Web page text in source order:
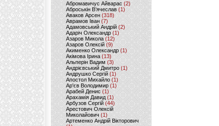
Абромавичус Айварас (2)
Аброськін В’ячеслав(1)
Аваков Арсен (318)
Аврамов Іван (7)
Адамовський Андрій(2)
Адаріч Олександр (1)
Азаров Микола (12)
Азаров Олексій (9)
Акименко Олександр(1)
Акімова Ірина(13)
Альперін Вадим (3)
Андрієвський Дмитро(1)
Андрушко Сергій(1)
Апостол Михайло(1)
Ар'єв Володимир (1)
Арабей Денис(1)
Арахамія Давид (1)
Арбузов Сергій (44)
Арестович Олексій
Миколайович(1)
Артеменко Андрій Вікторович